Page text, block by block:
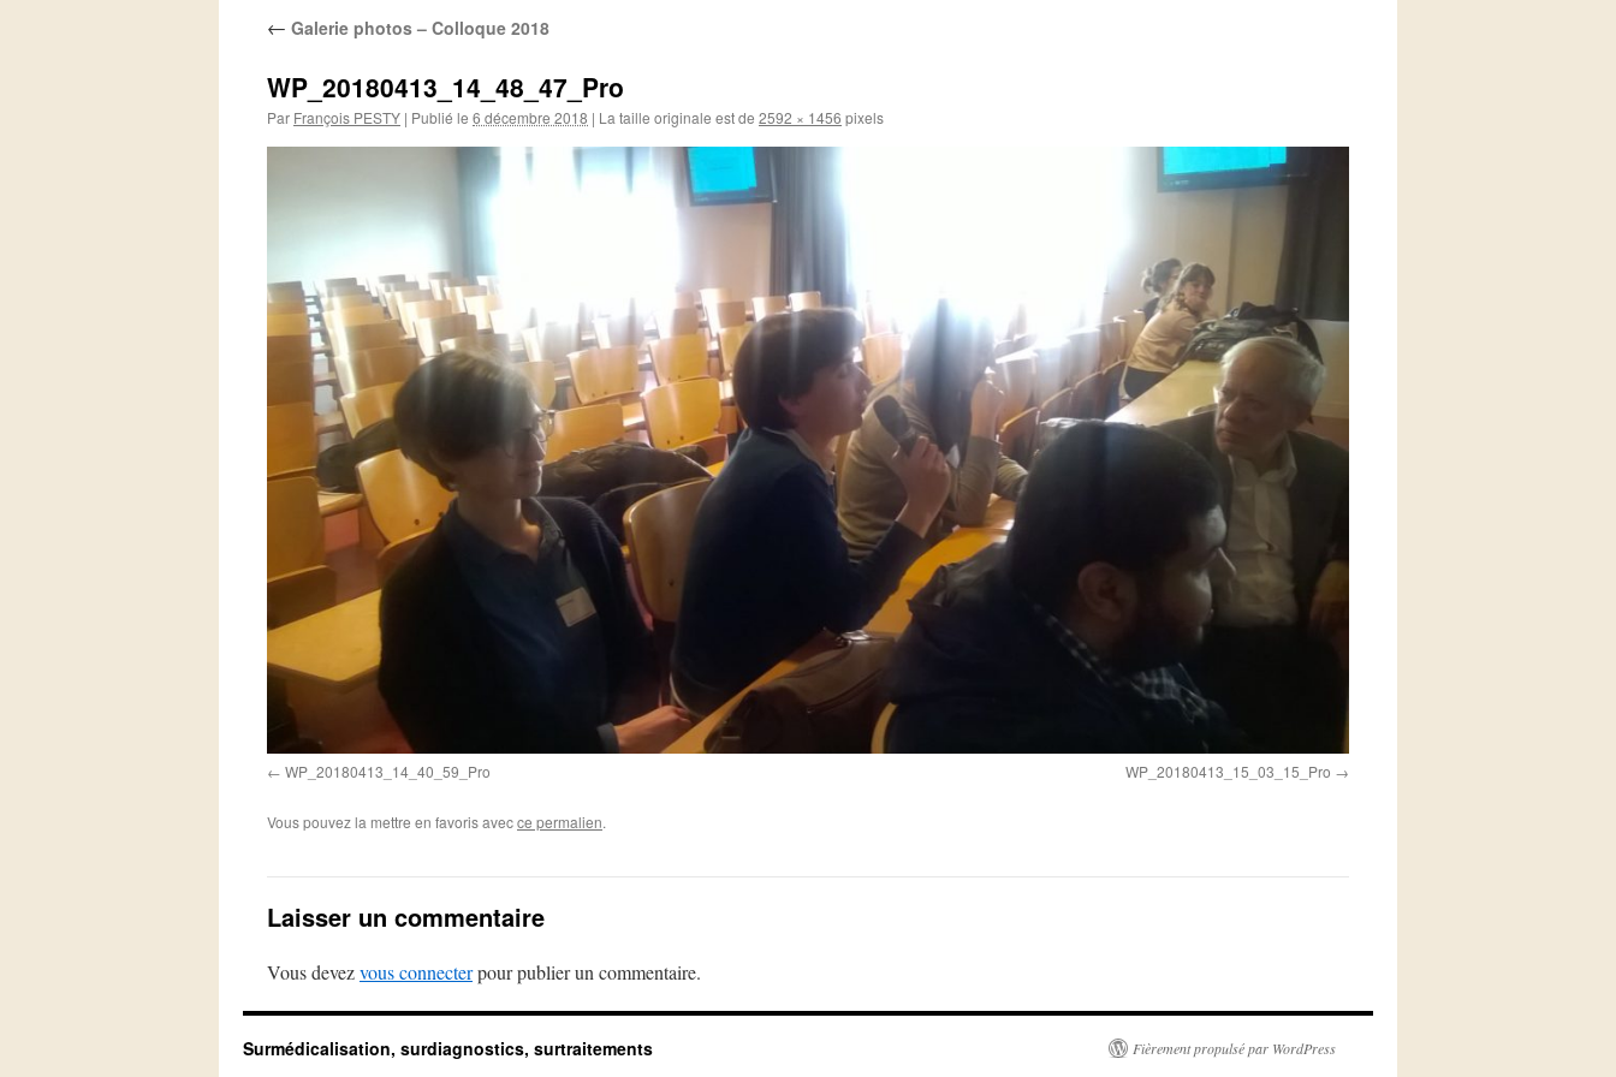
← Galerie photos – Colloque 2018
WP_20180413_14_48_47_Pro
Par François PESTY | Publié le 6 décembre 2018 | La taille originale est de 2592 × 1456 pixels
WP_20180413_14_40_59_Pro WP_20180413_15_03_15_Pro
Vous pouvez la mettre en favoris avecce permalien.
Laisser un commentaire
Vous devezvous connecterpour publier un commentaire.
Surmédicalisation, surdiagnostics, surtraitements Fièrement propulsé par WordPress